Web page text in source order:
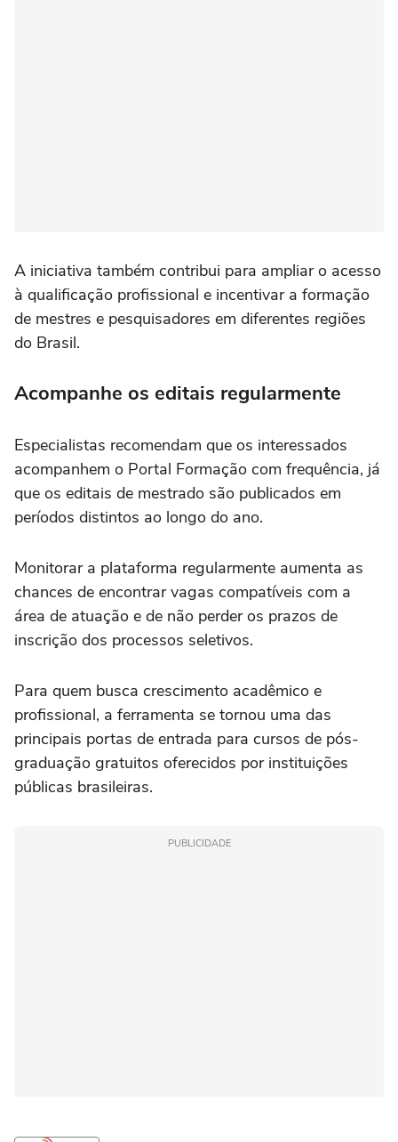
A iniciativa também contribui para ampliar o acesso
à qualificação profissional e incentivar a formação
de mestres e pesquisadores em diferentes regiões
do Brasil.
Acompanhe os editais regularmente
Especialistas recomendam que os interessados
acompanhem o Portal Formação com frequência, já
que os editais de mestrado são publicados em
períodos distintos ao longo do ano.
Monitorar a plataforma regularmente aumenta as
chances de encontrar vagas compatíveis com a
área de atuação e de não perder os prazos de
inscrição dos processos seletivos.
Para quem busca crescimento acadêmico e
profissional, a ferramenta se tornou uma das
principais portas de entrada para cursos de pós-
graduação gratuitos oferecidos por instituições
públicas brasileiras.
PUBLICIDADE